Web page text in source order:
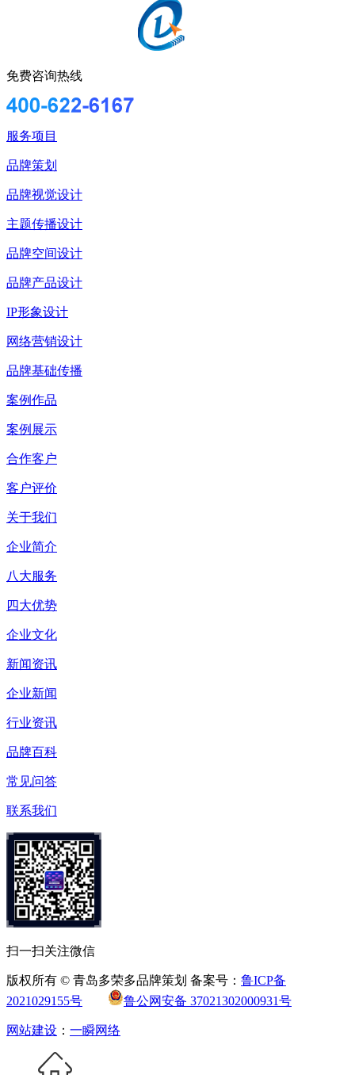
免费咨询热线
服务项目
品牌策划
品牌视觉设计
主题传播设计
品牌空间设计
品牌产品设计
IP形象设计
网络营销设计
品牌基础传播
案例作品
案例展示
合作客户
客户评价
关于我们
企业简介
八大服务
四大优势
企业文化
新闻资讯
企业新闻
行业资讯
品牌百科
常见问答
联系我们
扫一扫关注微信
版权所有 © 青岛多荣多品牌策划 备案号： 鲁ICP备
2021029155号
鲁公网安备 37021302000931号
网站建设 ： 一瞬网络